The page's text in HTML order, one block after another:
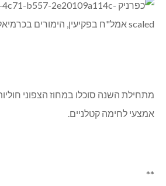
אמצעי לחימה קטלניים.
**